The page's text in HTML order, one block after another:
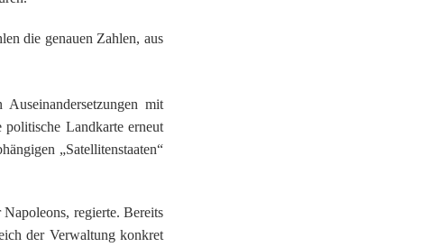
die genauen Zahlen, aus
mit
Landkarte erneut
„Satellitenstaaten“
regierte. Bereits
der Verwaltung konkret